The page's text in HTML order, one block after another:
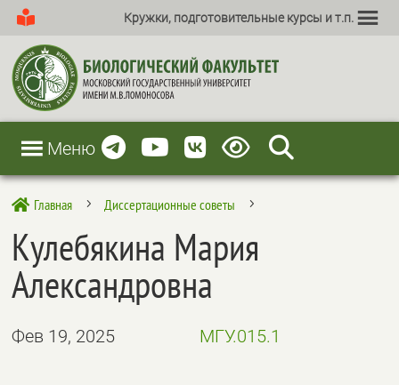
Кружки, подготовительные курсы и т.п.
Меню
 Главная 5 Диссертационные советы 5
Кулебякина Мария
Александровна
Фев 19, 2025 МГУ.015.1